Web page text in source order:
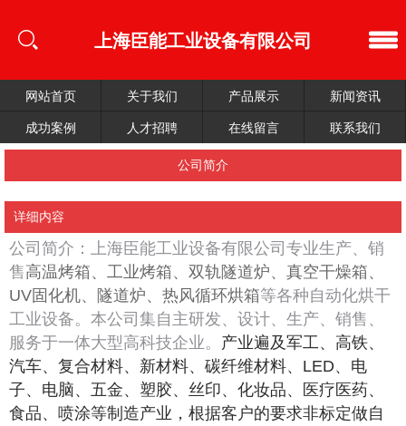
上海臣能工业设备有限公司
网站首页 关于我们 产品展示
新闻资讯
成功案例
人才招聘 在线留言 联系我们
公司简介
详细内容
公司简介：上海臣能工业设备有限公司专业生产、销
售高温烤箱、工业烤箱、双轨隧道炉、真空干燥箱、
UV固化机、隧道炉、热风循环烘箱等各种自动化烘干
工业设备。 本公司集自主研发、设计、生产、销售、
服务于一体大型高科技企业。 产业遍及军工、高铁、
汽车、复合材料、新材料、碳纤维材料、LED、电
子、电脑、五金、塑胶、丝印、化妆品、医疗医药、
食品、喷涂等制造产业，根据客户的要求非标定做自